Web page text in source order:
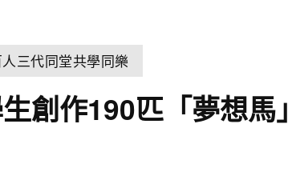
三代同堂共學同樂
作190匹「夢想馬」